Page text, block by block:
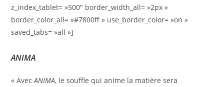
z_index_tablet= »500″ border_width_all= »2px »
border_color_all= »#7800ff » use_border_color= »on »
saved_tabs= »all »]
ANIMA
« AvecANIMA, le souffle qui anime la matière sera